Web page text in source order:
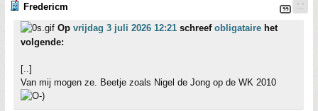
Fredericm
Op vrijdag 3 juli 2026 12:21 schreef obligataire het
volgende:
[..]
Van mij mogen ze. Beetje zoals Nigel de Jong op de WK 2010